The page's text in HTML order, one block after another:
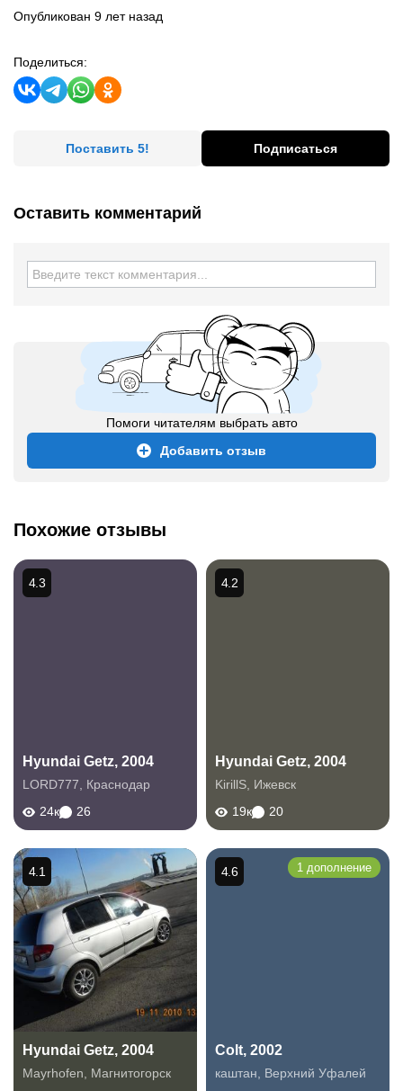
Опубликован 9 лет назад
Поделиться:
Поставить 5! Подписаться
Оставить комментарий
Помоги читателям выбрать авто
Добавить отзыв
Похожие отзывы
Hyundai Getz, 2004
LORD777
Краснодар
24к
26
4.3
Hyundai Getz, 2004
KirillS Ижевск
19к
20
4.2
Hyundai Getz, 2004
Mayrhofen Магнитогорск
4.1
Colt, 2002
каштан Верхний Уфалей
4.6 1 дополнение